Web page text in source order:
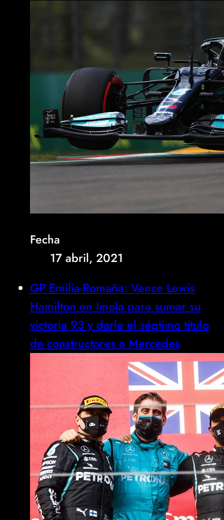
Fecha
17 abril, 2021
GP Emilia-Romaña: Vence Lewis
Hamilton en Imola para sumar su
victoria 93 y darle el séptimo título
de constructores a Mercedes